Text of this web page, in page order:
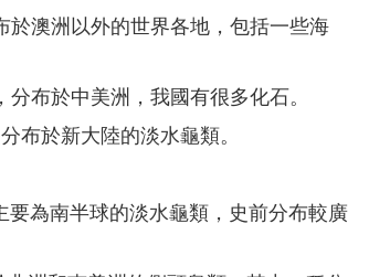
於澳洲以外的世界各地，包括一些海
布於中美洲，我國有很多化石。
布於新大陸的淡水龜類。
為南半球的淡水龜類，史前分布較廣